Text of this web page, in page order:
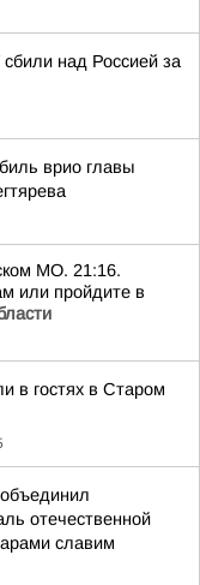
над Россией за
врио главы
МО. 21:16.
или пройдите в
в гостях в Старом
отечественной
славим